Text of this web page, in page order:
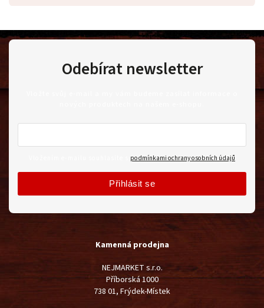
Kamenná prodejna
NEJMARKET s.r.o.
Příborská 1000
738 01, Frýdek-Místek
Odebírat newsletter
podmínkami ochrany osobních údajů
Přihlásit se